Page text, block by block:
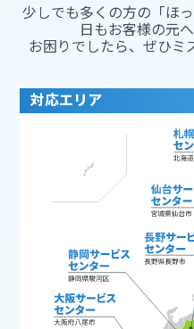
少しでも多くの方の「ほ
日もお客様の元
お困りでしたら、ぜひミ
対応エリア